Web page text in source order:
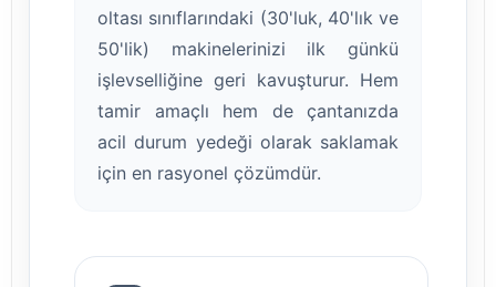
oltası sınıflarındaki (30'luk, 40'lık ve
50'lik) makinelerinizi ilk günkü
işlevselliğine geri kavuşturur. Hem
tamir amaçlı hem de çantanızda
acil durum yedeği olarak saklamak
için en rasyonel çözümdür.